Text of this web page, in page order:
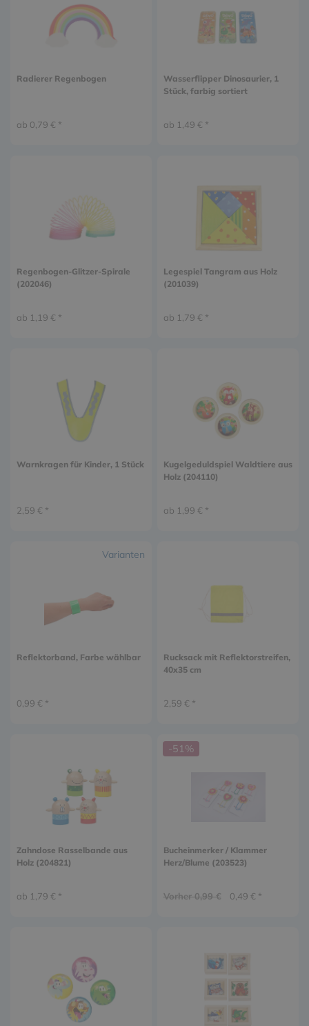
Radierer Regenbogen
ab 0,79 € *
Wasserflipper Dinosaurier, 1
Stück, farbig sortiert
ab 1,49 € *
Regenbogen-Glitzer-Spirale
(202046)
ab 1,19 € *
Legespiel Tangram aus Holz
(201039)
ab 1,79 € *
Warnkragen für Kinder, 1 Stück
2,59 € *
Kugelgeduldspiel Waldtiere aus
Holz (204110)
ab 1,99 € *
Varianten
Reflektorband, Farbe wählbar
0,99 € *
Rucksack mit Reflektorstreifen,
40x35 cm
2,59 € *
Zahndose Rasselbande aus
Holz (204821)
ab 1,79 € *
-51%
Bucheinmerker / Klammer
Herz/Blume (203523)
Vorher 0,99 € 0,49 € *